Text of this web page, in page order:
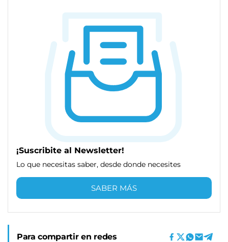
¡Suscribite al Newsletter!
Lo que necesitas saber, desde donde necesites
SABER MÁS
Para compartir en redes